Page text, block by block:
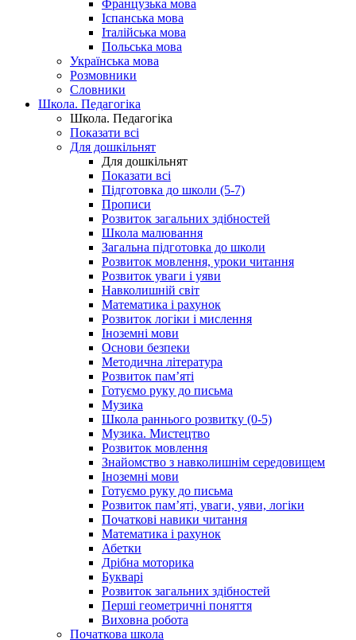
Французька мова
Іспанська мова
Італійська мова
Польська мова
Українська мова
Розмовники
Словники
Школа. Педагогіка
Школа. Педагогіка
Показати всі
Для дошкільнят
Для дошкільнят
Показати всі
Підготовка до школи (5-7)
Прописи
Розвиток загальних здібностей
Школа малювання
Загальна підготовка до школи
Розвиток мовлення, уроки читання
Розвиток уваги і уяви
Навколишній світ
Математика і рахунок
Розвиток логіки і мислення
Іноземні мови
Основи безпеки
Методична література
Розвиток пам’яті
Готуємо руку до письма
Музика
Школа раннього розвитку (0-5)
Музика. Мистецтво
Розвиток мовлення
Знайомство з навколишнім середовищем
Іноземні мови
Готуємо руку до письма
Розвиток пам’яті, уваги, уяви, логіки
Початкові навики читання
Математика і рахунок
Абетки
Дрібна моторика
Букварі
Розвиток загальних здібностей
Перші геометричні поняття
Виховна робота
Початкова школа